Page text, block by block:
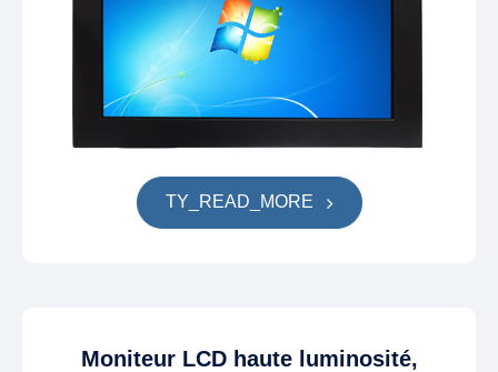
TY_READ_MORE
Moniteur LCD haute luminosité,